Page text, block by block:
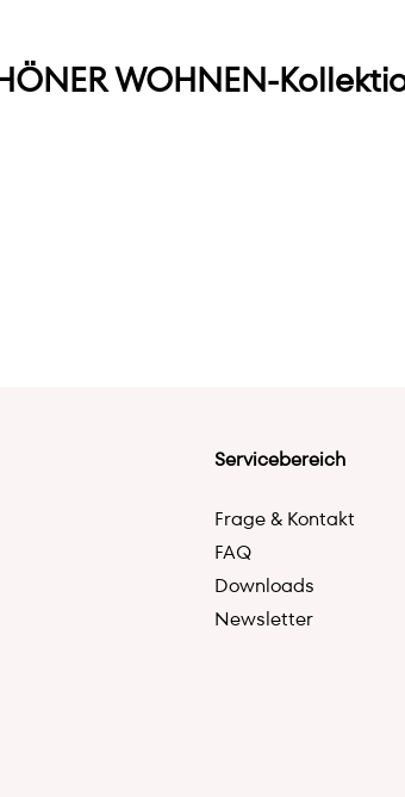
WOHNEN-
Servicebereich
Frage & Kontakt
FAQ
Downloads
Newsletter